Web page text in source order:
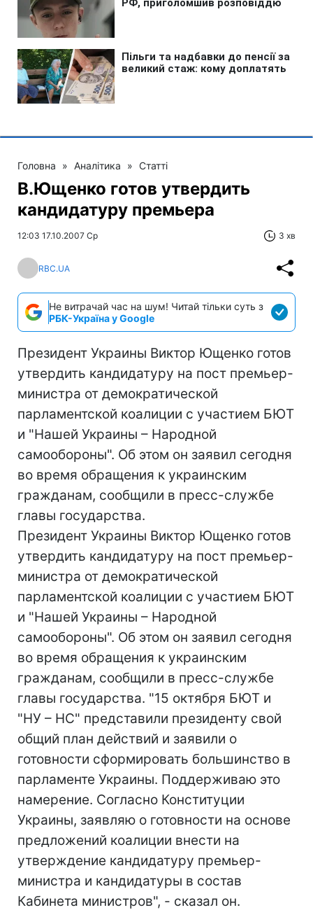
Головна » Аналітика » Статті
В.Ющенко готов утвердить
кандидатуру премьера
12:03 17.10.2007 Ср 3 хв
RBC.UA
Не витрачай час на шум! Читай тільки суть з
РБК-Україна у Google
Президент Украины Виктор Ющенко готов
утвердить кандидатуру на пост премьер-
министра от демократической
парламентской коалиции с участием БЮТ
и "Нашей Украины – Народной
самообороны". Об этом он заявил сегодня
во время обращения к украинским
гражданам, сообщили в пресс-службе
главы государства.
Президент Украины Виктор Ющенко готов
утвердить кандидатуру на пост премьер-
министра от демократической
парламентской коалиции с участием БЮТ
и "Нашей Украины – Народной
самообороны". Об этом он заявил сегодня
во время обращения к украинским
гражданам, сообщили в пресс-службе
главы государства. "15 октября БЮТ и
"НУ – НС" представили президенту свой
общий план действий и заявили о
готовности сформировать большинство в
парламенте Украины. Поддерживаю это
намерение. Согласно Конституции
Украины, заявляю о готовности на основе
предложений коалиции внести на
утверждение кандидатуру премьер-
министра и кандидатуры в состав
Кабинета министров", - сказал он.